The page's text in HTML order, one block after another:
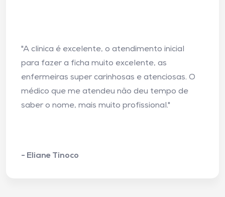
"A clinica é excelente, o atendimento inicial
para fazer a ficha muito excelente, as
enfermeiras super carinhosas e atenciosas. O
médico que me atendeu não deu tempo de
saber o nome, mais muito profissional."
- Eliane Tinoco